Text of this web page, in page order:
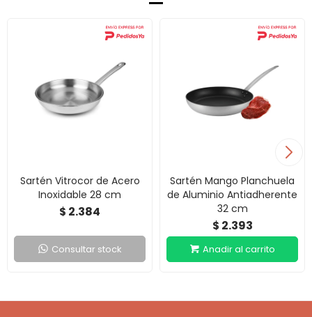
Sartén Vitrocor de Acero
Inoxidable 28 cm
$ 2.384
Consultar stock
Sartén Mango Planchuela
de Aluminio Antiadherente
32 cm
$ 2.393